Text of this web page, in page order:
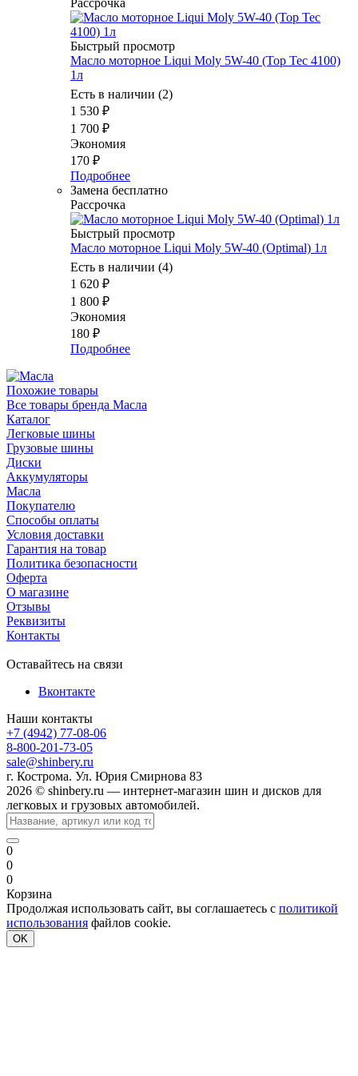
Быстрый просмотр
Масло моторное Liqui Moly 5W-40 (Top Tec 4100)
1л
Есть в наличии (2)
1 530 ₽
1 700 ₽
Экономия
170 ₽
Подробнее
Замена бесплатно
Рассрочка
Быстрый просмотр
Масло моторное Liqui Moly 5W-40 (Optimal) 1л
Есть в наличии (4)
1 620 ₽
1 800 ₽
Экономия
180 ₽
Подробнее
Похожие товары
Все товары бренда Масла
Каталог
Легковые шины
Грузовые шины
Диски
Аккумуляторы
Масла
Покупателю
Способы оплаты
Условия доставки
Гарантия на товар
Политика безопасности
Оферта
О магазине
Отзывы
Реквизиты
Контакты
Оставайтесь на связи
Вконтакте
Наши контакты
+7 (4942) 77-08-06
8-800-201-73-05
sale@shinbery.ru
г. Кострома. Ул. Юрия Смирнова 83
2026 © shinbery.ru — интернет-магазин шин и дисков для
легковых и грузовых автомобилей.
0
0
0
Корзина
Продолжая использовать сайт, вы соглашаетесь с политикой
использования файлов cookie.
OK